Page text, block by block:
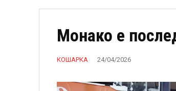
Монако е
КОШАРКА 24/04/2026